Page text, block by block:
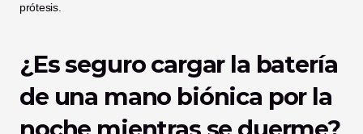
prótesis.
¿Es seguro cargar la batería
de una mano biónica por la